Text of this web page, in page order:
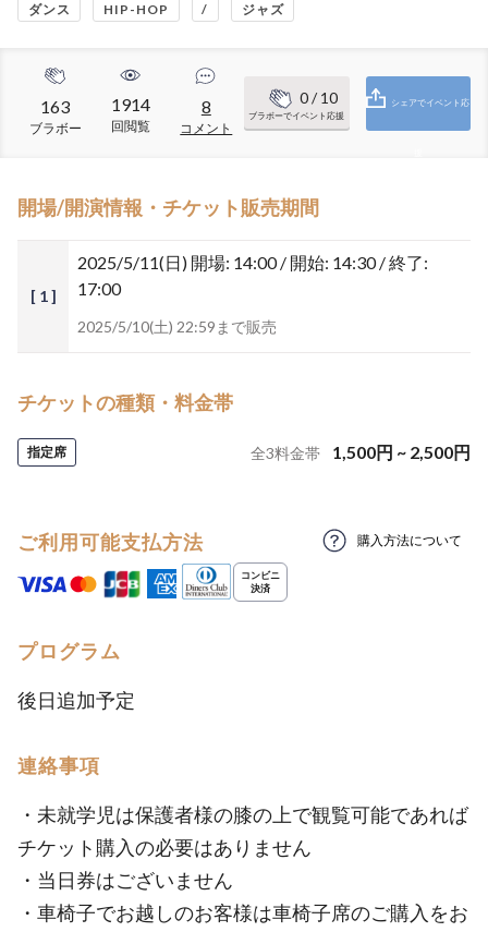
ダンス HIP-HOP / ジャズ
163
ブラボー
1914
回閲覧
8
コメント
0/ 10
ブラボーでイベント応援
シェアでイベント応
開場/開演情報・チケット販売期間
[ 1 ]
2025/5/11(日) 開場: 14:00 / 開始: 14:30 / 終了:
17:00
2025/5/10(土) 22:59まで販売
チケットの種類・料金帯
指定席 全3料金帯 1,500円 ~ 2,500円
ご利用可能支払方法 購入方法について
プログラム
後日追加予定
連絡事項
・未就学児は保護者様の膝の上で観覧可能であれば
チケット購入の必要はありません
・当日券はございません
・車椅子でお越しのお客様は車椅子席のご購入をお